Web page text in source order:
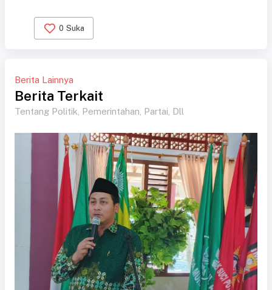
0 Suka
Berita Lainnya
Berita Terkait
Tentang Politik, Pemerintahan, Partai, Dll